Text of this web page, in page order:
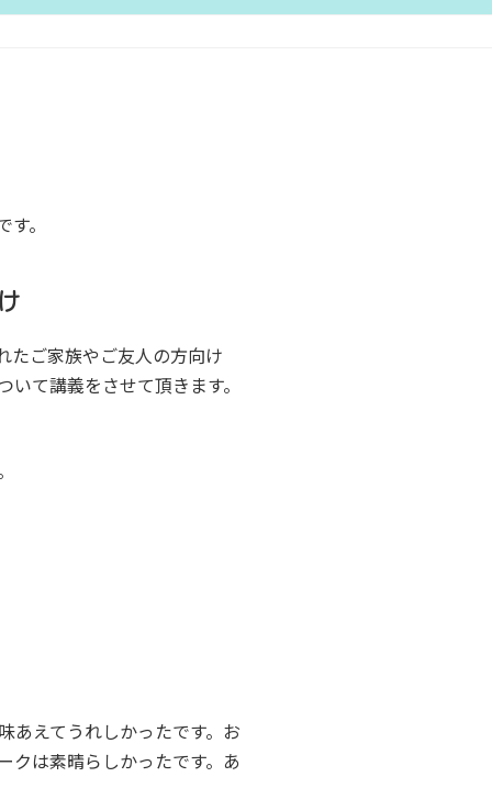
。
たご家族やご友人の方向け
て講義をさせて頂きます。
あえてうれしかったです。お
クは素晴らしかったです。あ